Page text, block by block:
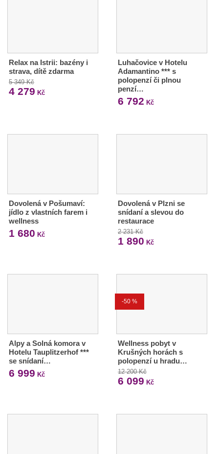
Relax na Istrii: bazény i
strava, dítě zdarma
5 349 Kč
4 279 Kč
Luhačovice v Hotelu
Adamantino *** s
polopenzí či plnou
penzí…
6 792 Kč
Dovolená v Pošumaví:
jídlo z vlastních farem i
wellness
1 680 Kč
Dovolená v Plzni se
snídaní a slevou do
restaurace
2 231 Kč
1 890 Kč
Alpy a Solná komora v
Hotelu Tauplitzerhof ***
se snídaní…
6 999 Kč
-50 %
Wellness pobyt v
Krušných horách s
polopenzí u hradu…
12 200 Kč
6 099 Kč